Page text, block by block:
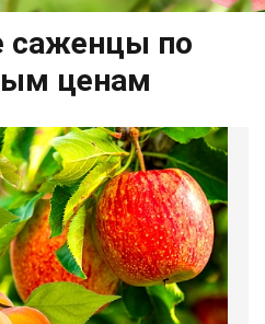
саженцы по
ценам